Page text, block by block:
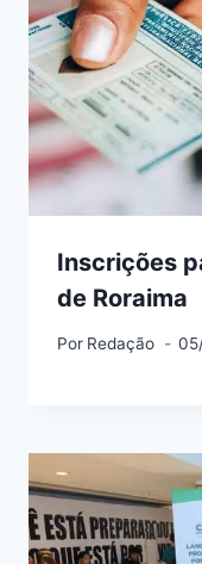
Inscrições
de Roraima
Por Redação